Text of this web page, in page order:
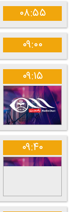
۰۸:۵۵
۰۹:۰۰
۰۹:۱۵
۰۹:۴۰